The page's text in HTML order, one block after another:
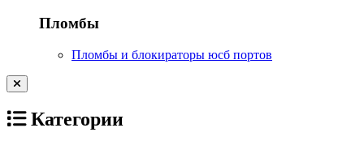
Пломбы
Пломбы и блокираторы юсб портов
Категории